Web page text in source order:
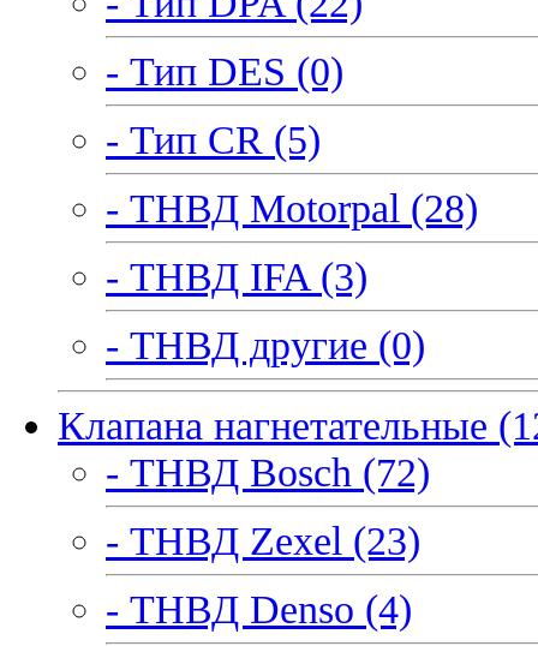
- Тип DES (0)
- Тип CR (5)
- ТНВД Motorpal (28)
- ТНВД IFA (3)
- ТНВД другие (0)
Клапана нагнетательные
- ТНВД Bosch (72)
- ТНВД Zexel (23)
- ТНВД Denso (4)